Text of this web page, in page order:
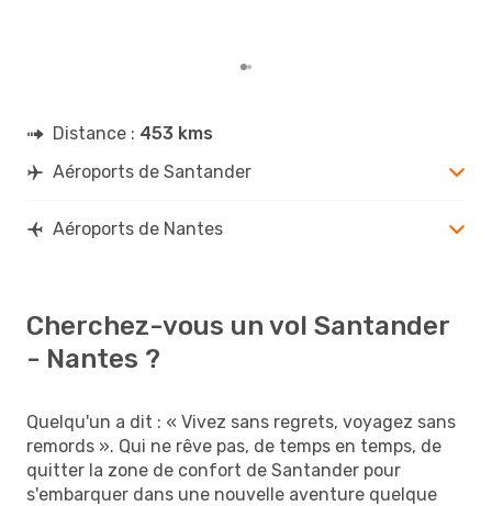
Distance : 453 kms
Aéroports de Santander
Aéroports de Nantes
Cherchez-vous un vol Santander
- Nantes ?
Quelqu'un a dit : « Vivez sans regrets, voyagez sans
remords ». Qui ne rêve pas, de temps en temps, de
quitter la zone de confort de Santander pour
s'embarquer dans une nouvelle aventure quelque